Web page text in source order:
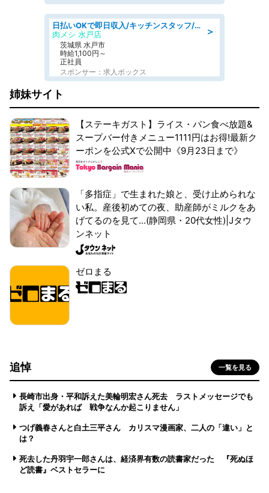
＞
日払いOKで即日収入/キッチンスタッフ/「原付免許必須」デリバリー業務など、自己成長可能な幅広い仕事に挑戦!髪型自由&ピアス・ネイルOK/茨城県/水戸市
肉メシ 水戸店
茨城県 水戸市
時給1,100円～
正社員
スポンサー：求人ボックス
姉妹サイト
【ステーキガスト】ライス・パン食べ放題&
スープバー付きメニュー1111円はお得!最新ク
ーポンを公式Xで公開中《9月23日まで》
「多指症」で生まれた娘と、受け止められな
い私。産後初めての夜、助産師がミルクをあ
げてるのを見て...(静岡県・20代女性)|Jタウ
ンネット
ゼロまる
追悼 一覧を見る
長崎市出身・平和訴えた美輪明宏さん死去 ラストメッセージでも
訴え「愛があれば 戦争なんか起こりません」
つげ義春さんと白土三平さん カリスマ漫画家、二人の「違い」と
は？
死去した丹羽宇一郎さんは、経済界有数の読書家だった 『死ぬほ
ど読書』ベストセラーに